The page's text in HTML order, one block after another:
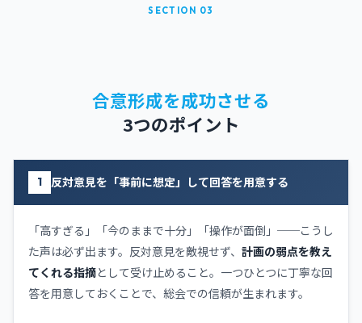
SECTION 03
合意形成を成功させる
3つのポイント
1 反対意見を「事前に想定」して回答を用意する
「高すぎる」「今のままで十分」「操作が面倒」──こうし
た声は必ず出ます。反対意見を敵視せず、 計画の弱点を教え
てくれる指摘として受け止めること。一つひとつに丁寧な回
答を用意しておくことで、総会での信頼が生まれます。